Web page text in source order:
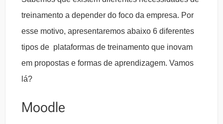
treinamento a depender do foco da empresa. Por
esse motivo, apresentaremos abaixo 6 diferentes
tipos de plataformas de treinamento que inovam
em propostas e formas de aprendizagem. Vamos
lá?
Moodle